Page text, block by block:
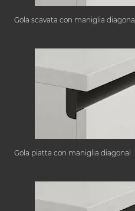
Gola scavata con maniglia diagonal
Gola piatta con maniglia diagonal